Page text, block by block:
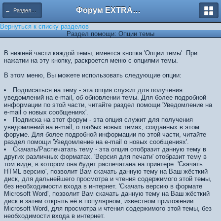
← Разделы помощи Форум EXTRACTOR.ru
Вернуться к списку разделов
Раздел помощи: Опции темы
В нижней части каждой темы, имеется кнопка 'Опции темы'. При
нажатии на эту кнопку, раскроется меню с опциями темы.
В этом меню, Вы можете использовать следующие опции:
Подписаться на тему - эта опция служит для получения
уведомлений на e-mail, об обновлении темы. Для более подробной
информации по этой части, читайте раздел помощи 'Уведомление на
e-mail о новых сообщениях'.
Подписка на этот форум - эта опция служит для получения
уведомлений на e-mail, о любых новых темах, созданных в этом
форуме. Для более подробной информации по этой части, читайте
раздел помощи 'Уведомление на e-mail о новых сообщениях'.
Скачать/Распечатать тему - эта опция отобразит данную тему в
других различных форматах. 'Версия для печати' отобразит тему в
том виде, в котором она будет распечатана на принтере. 'Скачать
HTML версию', позволит Вам скачать данную тему на Ваш жёсткий
диск, для дальнейшего просмотра и чтения содержимого этой темы,
без необходимости входа в интернет. 'Скачать версию в формате
Microsoft Word', позволит Вам скачать данную тему на Ваш жёсткий
диск и затем открыть её в популярном, известном приложении
Microsoft Word, для просмотра и чтения содержимого этой темы, без
необходимости входа в интернет.